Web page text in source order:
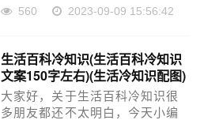
编就来为大家分享关于十万个冷
知识冷知识常识十万个为什么 最
冷门的知识十万个……
560 2023-09-09 15:56:42
生活百科冷知识(生活百科冷知识
文案150字左右)(生活冷知识配图)
大家好，关于生活百科冷知识很
多朋友都还不太明白，今天小编